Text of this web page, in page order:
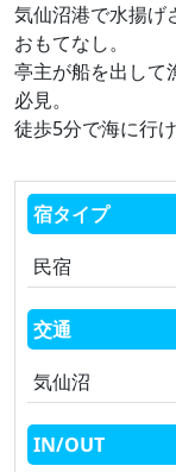
気仙沼港で水揚げ
おもてなし。
亭主が船を出して
必見。
徒歩5分で海に行
宿タイプ
民宿
交通
気仙沼
IN/OUT